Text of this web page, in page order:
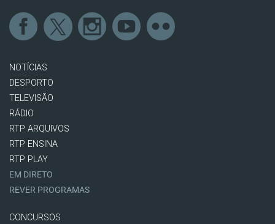
NOTÍCIAS
DESPORTO
TELEVISÃO
RÁDIO
RTP ARQUIVOS
RTP ENSINA
RTP PLAY
EM DIRETO
REVER PROGRAMAS
CONCURSOS